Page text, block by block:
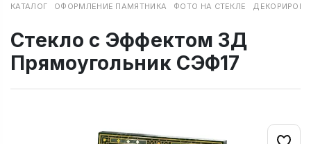
КАТАЛОГ ОФОРМЛЕНИЕ ПАМЯТНИКА ФОТО НА СТЕКЛЕ
Стекло с Эффектом 3Д
Прямоугольник СЭФ17